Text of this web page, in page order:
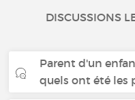
DISCUSSIONS
Parent d'un
quels ont été les